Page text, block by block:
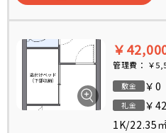
￥
管理費： ￥
敷金 ￥0
礼金
￥
1K/22.35